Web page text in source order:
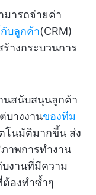
ารถจ่ายค่า
บลูกค้า(CRM)
างกระบวนการ
นสนับสนุนลูกค้า
บางงานของทีม
โนมัติมากขึ้น ส่ง
าพการทำงาน
งานที่มีความ
องทำซ้ำๆ